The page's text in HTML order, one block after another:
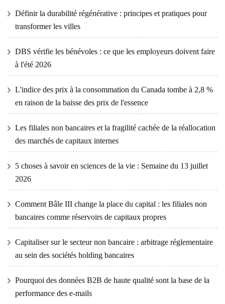
Définir la durabilité régénérative : principes et pratiques pour
transformer les villes
DBS vérifie les bénévoles : ce que les employeurs doivent faire
à l'été 2026
L'indice des prix à la consommation du Canada tombe à 2,8 %
en raison de la baisse des prix de l'essence
Les filiales non bancaires et la fragilité cachée de la réallocation
des marchés de capitaux internes
5 choses à savoir en sciences de la vie : Semaine du 13 juillet
2026
Comment Bâle III change la place du capital : les filiales non
bancaires comme réservoirs de capitaux propres
Capitaliser sur le secteur non bancaire : arbitrage réglementaire
au sein des sociétés holding bancaires
Pourquoi des données B2B de haute qualité sont la base de la
performance des e-mails